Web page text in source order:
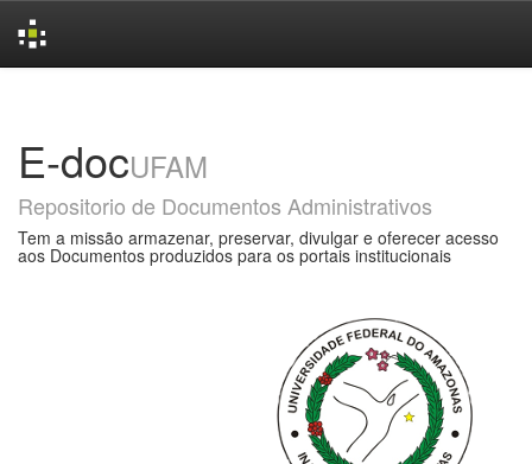
E-docUFAM
Repositorio de Documentos Administrativos
Tem a missão armazenar, preservar, divulgar e oferecer acesso
aos Documentos produzidos para os portais institucionais